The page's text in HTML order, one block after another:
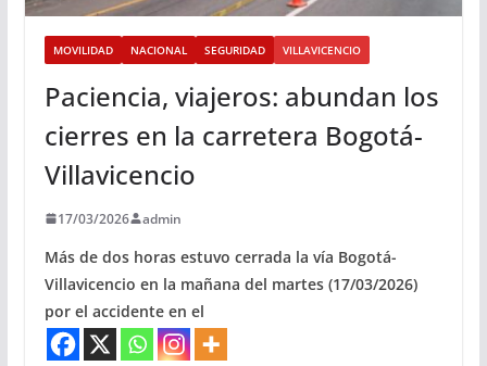
MOVILIDAD NACIONAL SEGURIDAD VILLAVICENCIO
Paciencia, viajeros: abundan los
cierres en la carretera Bogotá-
Villavicencio
17/03/2026 admin
Más de dos horas estuvo cerrada la vía Bogotá-
Villavicencio en la mañana del martes (17/03/2026)
por el accidente en el